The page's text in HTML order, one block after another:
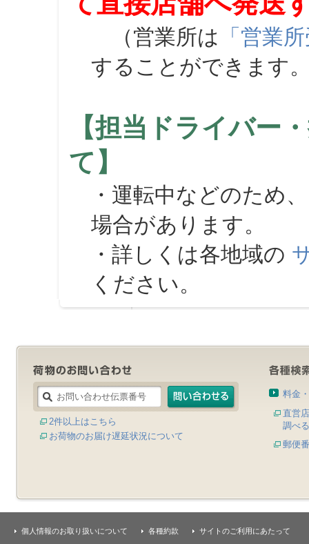
（営業所は 「営業
することができます
【担当ドライバー
て】
・運転中などのため
場合があります。
・詳しくは各地域の
ください。
2件以上はこちら
お荷物のお届け遅延状況について
料金
直営
調べる
郵便
個人情報のお取り扱いについて 各種約款 サイトのご利用にあたって